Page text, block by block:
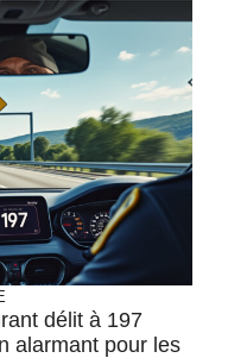
délit à 197
alarmant pour les